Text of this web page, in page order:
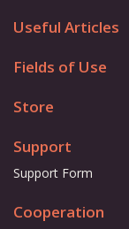
Useful Articles
Fields of Use
Store
Support
Support Form
Cooperation